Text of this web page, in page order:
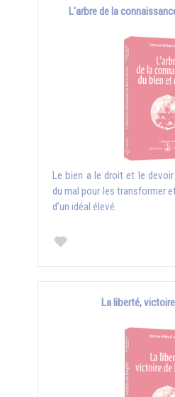
L'arbre de la
Le bien a le droit et le
du mal pour les transformer
d’un idéal élevé.
La liberté,